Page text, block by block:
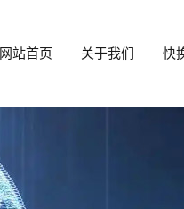
网站首页 关于我们 快